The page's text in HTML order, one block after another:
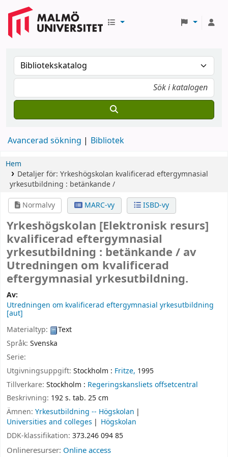
Avancerad sökning Bibliotek
Hem
Detaljer för: Yrkeshögskolan kvalificerad eftergymnasial
yrkesutbildning : betänkande /
Normalvy
MARC-vy ISBD-vy
Yrkeshögskolan [Elektronisk resurs]
kvalificerad eftergymnasial
yrkesutbildning : betänkande / av
Utredningen om kvalificerad
eftergymnasial yrkesutbildning.
Av:
Utredningen om kvalificerad eftergymnasial yrkesutbildning
[aut]
Materialtyp:
Text
Språk: Svenska
Serie:
Utgivningsuppgift: Stockholm : Fritze, 1995
Tillverkare: Stockholm : Regeringskansliets offsetcentral
Beskrivning: 192 s. tab. 25 cm
Ämnen: Yrkesutbildning -- Högskolan
Universities and colleges
Högskolan
DDK-klassifikation: 373.246 094 85
Onlineresurser: Online access